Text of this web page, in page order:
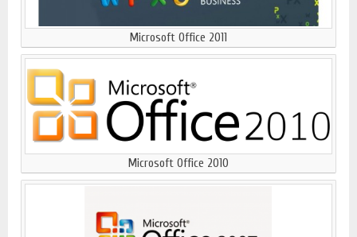
Microsoft Office 2011
Microsoft Office 2010